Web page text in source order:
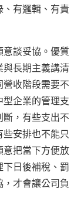
有邏輯、有責
談妥協。優質
與長期主義講清
收階段需要不
企業的管理支
，有些支出不
安排也不能只
意把當下方便放
日後補稅、罰
才會讓公司負